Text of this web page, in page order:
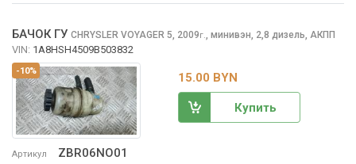
-10%
Артикул ZBR06NO01
БАЧОК ГУ CHRYSLER VOYAGER 5, 2009г., минивэн, 2,8 дизель, АКПП
VIN: 1A8HSH4509B503832
15.00 BYN
Купить